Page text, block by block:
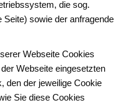
die sog.
sowie der anfragende
Webseite Cookies
Webseite eingesetzten
den der jeweilige Cookie
Sie diese Cookies